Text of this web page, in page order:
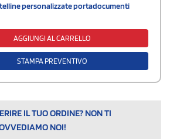
personalizzate portadocumenti
AGGIUNGI AL CARRELLO
STAMPA PREVENTIVO
IL TUO ORDINE? NON TI
NOI!